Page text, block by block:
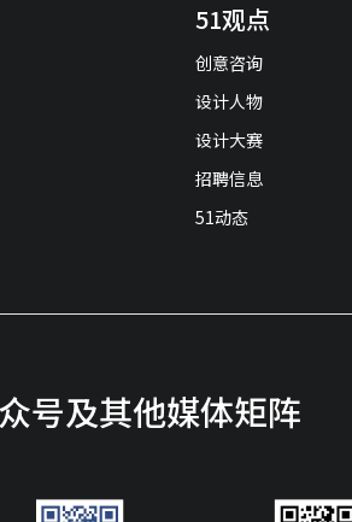
51观点
创意咨询
设计人物
设计大赛
招聘信息
51动态
号及其他媒体矩阵